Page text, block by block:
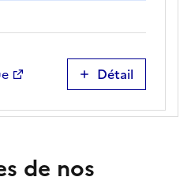
Détail
Satisfaction
les
ligne
de nos